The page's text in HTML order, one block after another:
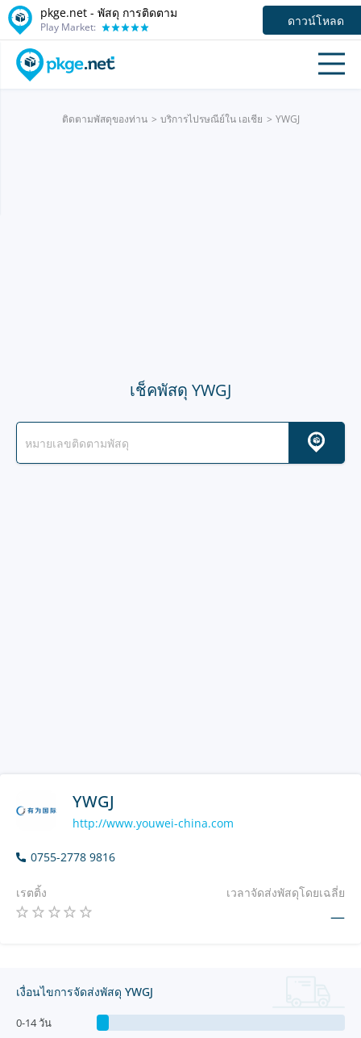
pkge.net - พัสดุ การติดตาม
Play Market: ดาวน์โหลด
ติดตามพัสดุของท่าน บริการไปรษณีย์ใน เอเชีย YWGJ
เช็คพัสดุ YWGJ
YWGJ
http://www.youwei-china.com
0755-2778 9816
เรตติ้ง เวลาจัดส่งพัสดุโดยเฉลี่ย
—
เงื่อนไขการจัดส่งพัสดุ YWGJ
0-14 วัน